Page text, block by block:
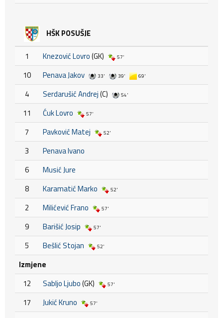
HŠK POSUŠJE
1 Knezović Lovro(GK) 57'
10 Penava Jakov 33' 39' 69'
4 Serdarušić Andrej(C) 54'
11 Ćuk Lovro 57'
7 Pavković Matej 52'
3
Penava Ivano
6
Musić Jure
8
Karamatić Marko 52'
2 Milićević Frano 57'
9 Barišić Josip 57'
5 Bešlić Stojan 52'
Izmjene
12
Sabljo Ljubo(GK) 57'
17 Jukić Kruno 57'